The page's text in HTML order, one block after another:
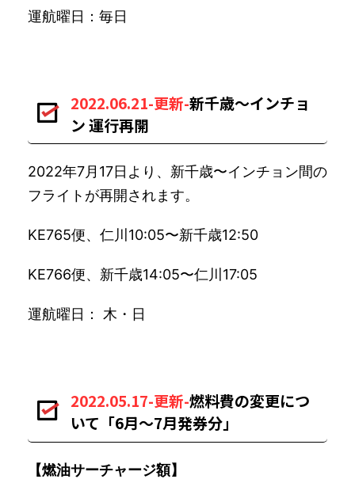
運航曜日：毎日
2022.06.21-更新-新千歳〜インチョ
ン 運行再開
2022年7月17日より、新千歳〜インチョン間の
フライトが再開されます。
KE765便、仁川10:05〜新千歳12:50
KE766便、新千歳14:05〜仁川17:05
運航曜日： 木・日
2022.05.17-更新-燃料費の変更につ
いて「6月〜7月発券分」
【燃油サーチャージ額】